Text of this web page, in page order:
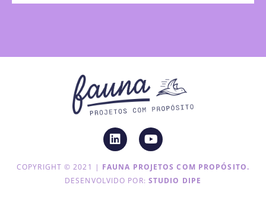
COPYRIGHT © 2021 | FAUNA PROJETOS COM PROPÓSITO.
DESENVOLVIDO POR: STUDIO DIPE